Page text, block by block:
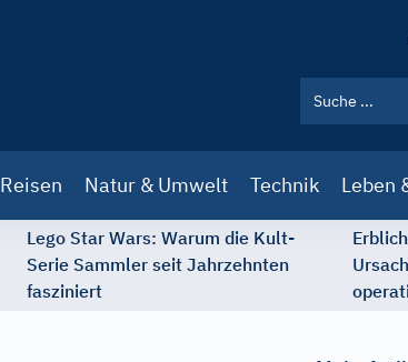
Reisen Natur & Umwelt Technik Leben
Lego Star Wars: Warum die Kult-
Serie Sammler seit Jahrzehnten
fasziniert